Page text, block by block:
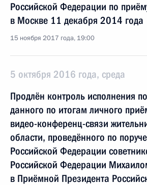
Российской Федерации по
в Москве 11 декабря 2014 года
15 ноября 2017 года, 19:00
5 октября 2016 года, среда
Продлён контроль исполнения
данного по итогам личного
видео-конференц-связи
области, проведённого по
Российской Федерации
Российской Федерации
в Приёмной Президента